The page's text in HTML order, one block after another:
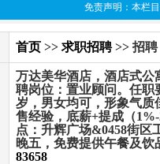
免责声明：本栏目
首页 >> 求职招聘>> 招聘
万达美华酒店，酒店式公
聘岗位：置业顾问。任职
岁，男女均可，形象气质
售经验，底薪+提成（
点：升辉广场&0458街区
晚五，免费提供午餐及饮
83658